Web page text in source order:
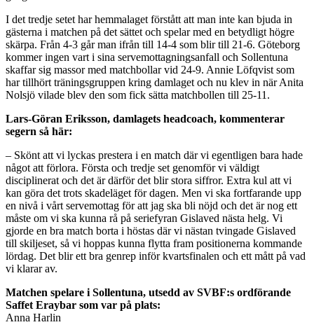
I det tredje setet har hemmalaget förstått att man inte kan bjuda in
gästerna i matchen på det sättet och spelar med en betydligt högre
skärpa. Från 4-3 går man ifrån till 14-4 som blir till 21-6. Göteborg
kommer ingen vart i sina servemottagningsanfall och Sollentuna
skaffar sig massor med matchbollar vid 24-9. Annie Löfqvist som
har tillhört träningsgruppen kring damlaget och nu klev in när Anita
Nolsjö vilade blev den som fick sätta matchbollen till 25-11.
Lars-Göran Eriksson, damlagets headcoach, kommenterar
segern så här:
– Skönt att vi lyckas prestera i en match där vi egentligen bara hade
något att förlora. Första och tredje set genomför vi väldigt
disciplinerat och det är därför det blir stora siffror. Extra kul att vi
kan göra det trots skadeläget för dagen. Men vi ska fortfarande upp
en nivå i vårt servemottag för att jag ska bli nöjd och det är nog ett
måste om vi ska kunna rå på seriefyran Gislaved nästa helg. Vi
gjorde en bra match borta i höstas där vi nästan tvingade Gislaved
till skiljeset, så vi hoppas kunna flytta fram positionerna kommande
lördag. Det blir ett bra genrep inför kvartsfinalen och ett mått på vad
vi klarar av.
Matchen spelare i Sollentuna, utsedd av SVBF:s ordförande
Saffet Eraybar som var på plats:
Anna Harlin